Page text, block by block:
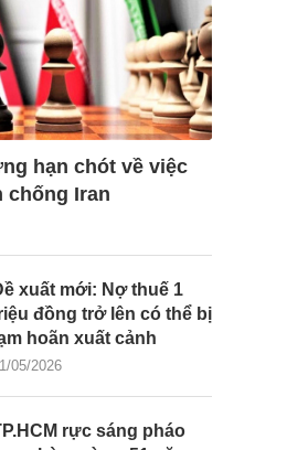
hạn chót về việc
chống Iran
xuất mới: Nợ thuế 1
đồng trở lên có thể bị
hoãn xuất cảnh
05/2026
rực sáng pháo